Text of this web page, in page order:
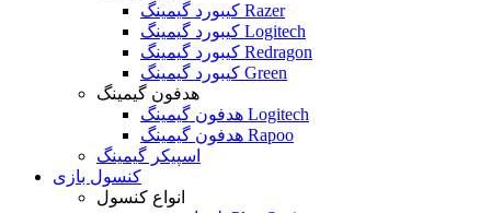
کیبورد گیمینگ Razer
کیبورد گیمینگ Logitech
کیبورد گیمینگ Redragon
کیبورد گیمینگ Green
هدفون گیمینگ
هدفون گیمینگ Logitech
هدفون گیمینگ Rapoo
اسپیکر گیمینگ
کنسول بازی
انواع کنسول